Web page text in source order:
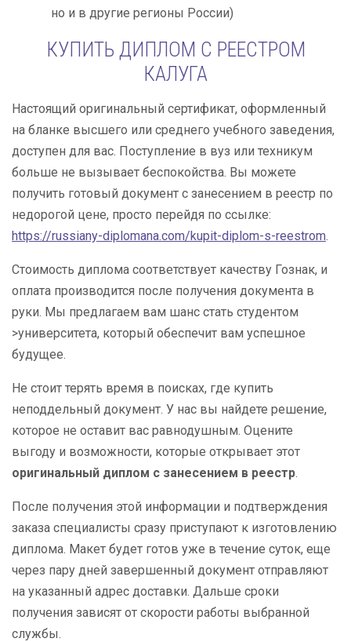
но и в другие регионы России)
КУПИТЬ ДИПЛОМ С РЕЕСТРОМ
КАЛУГА
Настоящий оригинальный сертификат, оформленный
на бланке высшего или среднего учебного заведения,
доступен для вас. Поступление в вуз или техникум
больше не вызывает беспокойства. Вы можете
получить готовый документ с занесением в реестр по
недорогой цене, просто перейдя по ссылке:
https://russiany-diplomana.com/kupit-diplom-s-reestrom.
Стоимость диплома соответствует качеству Гознак, и
оплата производится после получения документа в
руки. Мы предлагаем вам шанс стать студентом
>университета, который обеспечит вам успешное
будущее.
Не стоит терять время в поисках, где купить
неподдельный документ. У нас вы найдете решение,
которое не оставит вас равнодушным. Оцените
выгоду и возможности, которые открывает этот
оригинальный диплом с занесением в реестр.
После получения этой информации и подтверждения
заказа специалисты сразу приступают к изготовлению
диплома. Макет будет готов уже в течение суток, еще
через пару дней завершенный документ отправляют
на указанный адрес доставки. Дальше сроки
получения зависят от скорости работы выбранной
службы.